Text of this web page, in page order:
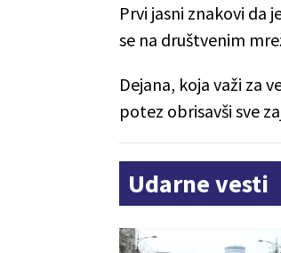
Prvi jasni znakovi da
se na društvenim
Dejana, koja važi za
potez obrisavši sve
Udarne vesti